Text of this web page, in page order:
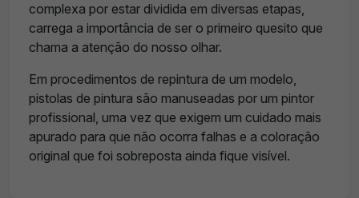
complexa por estar dividida em diversas etapas,
carrega a importância de ser o primeiro quesito que
chama a atenção do nosso olhar.
Em procedimentos de repintura de um modelo,
pistolas de pintura são manuseadas por um pintor
profissional, uma vez que exigem um cuidado mais
apurado para que não ocorra falhas e a coloração
original que foi sobreposta ainda fique visível.